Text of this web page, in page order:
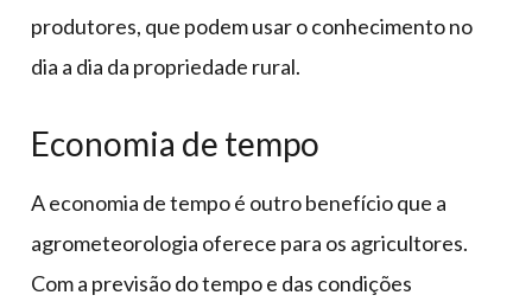
produtores, que podem usar o conhecimento no
dia a dia da propriedade rural.
Economia de tempo
A economia de tempo é outro benefício que a
agrometeorologia oferece para os agricultores.
Com a previsão do tempo e das condições